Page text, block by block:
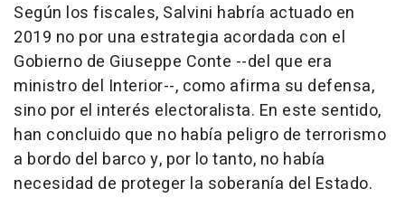
Según los fiscales, Salvini habría actuado en
2019 no por una estrategia acordada con el
Gobierno de Giuseppe Conte --del que era
ministro del Interior--, como afirma su defensa,
sino por el interés electoralista. En este sentido,
han concluido que no había peligro de terrorismo
a bordo del barco y, por lo tanto, no había
necesidad de proteger la soberanía del Estado.